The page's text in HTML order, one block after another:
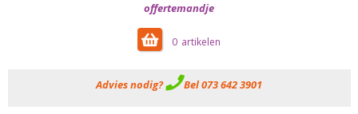
offertemandje
0
Advies nodig? Bel 073 642 3901